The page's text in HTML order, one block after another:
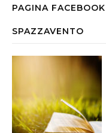
PAGINA
SPAZZAVENTO